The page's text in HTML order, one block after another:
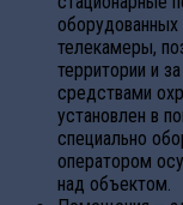
телекамеры,
территории и
средствами
установлен в
специально
оператором
над объектом.